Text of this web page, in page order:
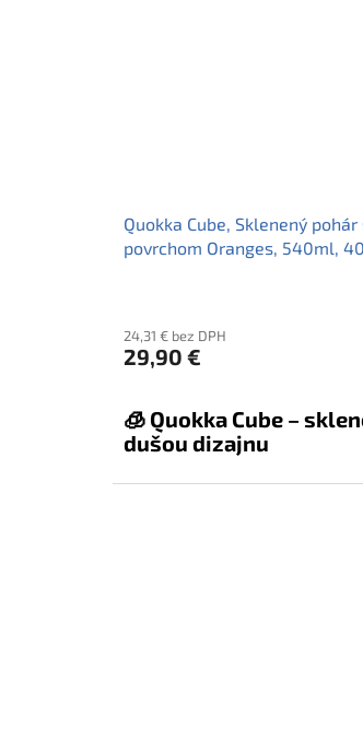
Quokka Cube, Sklenený
povrchom Oranges, 540ml,
24,31 € bez DPH
29,90 €
🧊 Quokka Cube –
dušou dizajnu
Quokka Cube – luxusný sklenený
silikónovým povrchom. Vyrobený
skla, objem 540 ml. Štýl, ktorý